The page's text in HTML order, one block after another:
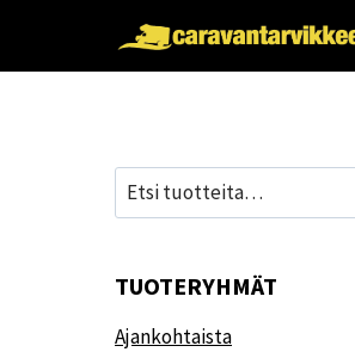
Etsi:
TUOTERYHMÄT
Ajankohtaista